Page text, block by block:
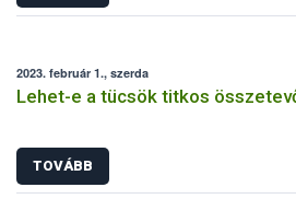
2023. február 1., szerda
Lehet-e a tücsök titkos
TOVÁBB